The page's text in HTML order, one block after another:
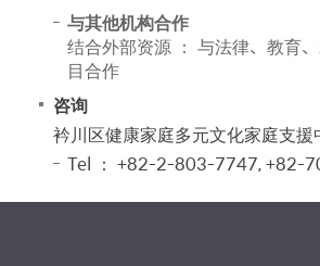
与其他机构合作
结合外部资源 ： 与法律、教育
目合作
咨询
衿川区健康家庭多元文化家庭支
Tel ： +82-2-803-7747, +82-